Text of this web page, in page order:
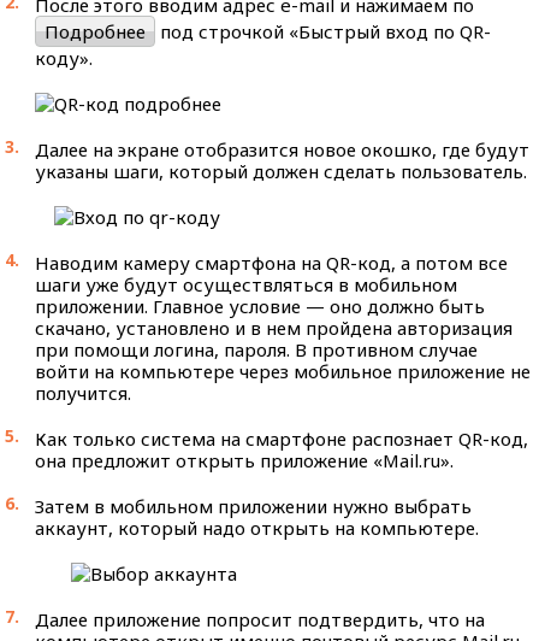
После этого вводим адрес e-mail и нажимаем по
Подробнее
под строчкой «Быстрый вход по QR-
коду».
Далее на экране отобразится новое окошко, где будут
указаны шаги, который должен сделать пользователь.
Наводим камеру смартфона на QR-код, а потом все
шаги уже будут осуществляться в мобильном
приложении. Главное условие — оно должно быть
скачано, установлено и в нем пройдена авторизация
при помощи логина, пароля. В противном случае
войти на компьютере через мобильное приложение не
получится.
Как только система на смартфоне распознает QR-код,
она предложит открыть приложение «Mail.ru».
Затем в мобильном приложении нужно выбрать
аккаунт, который надо открыть на компьютере.
Далее приложение попросит подтвердить, что на